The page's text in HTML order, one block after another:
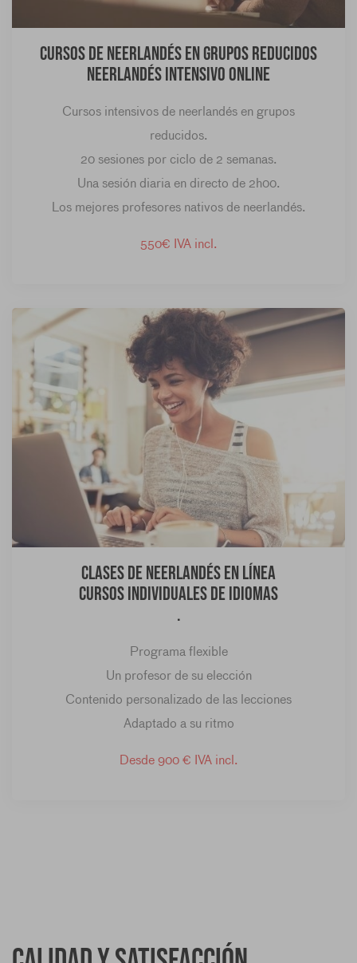
Cursos de neerlandés en grupos reducidos
Neerlandés Intensivo Online
Cursos intensivos de neerlandés en grupos
reducidos.
20 sesiones por ciclo de 2 semanas.
Una sesión diaria en directo de 2h00.
Los mejores profesores nativos de neerlandés.
550€ IVA incl.
Clases de neerlandés en línea
Cursos individuales de idiomas
.
Programa flexible
Un profesor de su elección
Contenido personalizado de las lecciones
Adaptado a su ritmo
Desde 900 € IVA incl.